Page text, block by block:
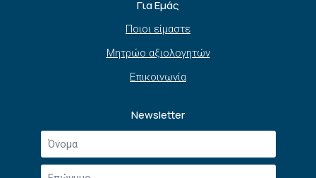
Για Εμάς
Ποιοι είμαστε
Μητρώο αξιολογητών
Επικοινωνία
Newsletter
Όνομα
Επώνυμο